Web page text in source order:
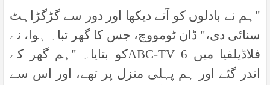
" ہم نے بادلوں کو آتے دیکھا اور دور سے گڑگڑاہٹ
سنائی دی،" ڈان ٹومووچ، جس کا گھر تباہ ہوا، نے
فلاڈیلفیا میں 6
ABC-TVکو بتایا۔ "ہم گھر کے
اندر گئے اور ہم پہلی منزل پر تھے، اور اس سے